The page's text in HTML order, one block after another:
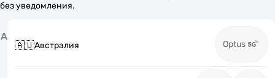
без уведомления.
А
🇦🇺Австралия Optus